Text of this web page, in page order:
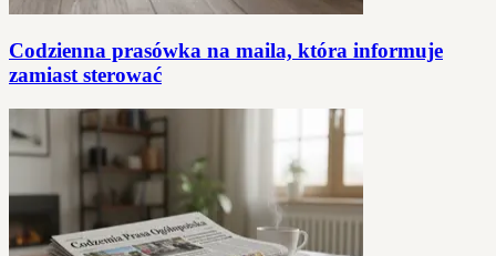
Codzienna prasówka na maila, która informuje
zamiast sterować